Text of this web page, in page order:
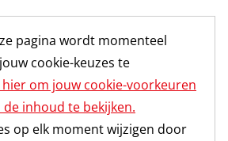
pagina wordt momenteel
cookie-keuzes te
hier om jouw cookie-voorkeuren
inhoud te bekijken.
op elk moment wijzigen door